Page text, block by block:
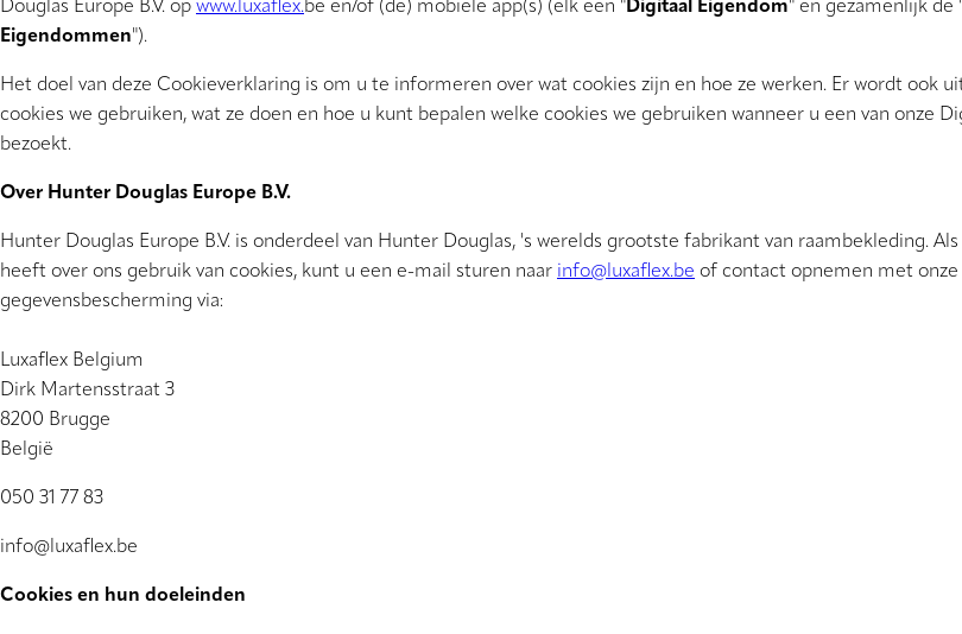
Douglas Europe B.V. op www.luxaflex.be en/of (de) mobiele app(s) (elk een "Digitaal Eigendom" en gezamenlijk de
Eigendommen").
Het doel van deze Cookieverklaring is om u te informeren over wat cookies zijn en hoe ze werken. Er wordt ook
cookies we gebruiken, wat ze doen en hoe u kunt bepalen welke cookies we gebruiken wanneer u een van onze
bezoekt.
Over Hunter Douglas Europe B.V.
Hunter Douglas Europe B.V. is onderdeel van Hunter Douglas, 's werelds grootste fabrikant van raambekleding.
heeft over ons gebruik van cookies, kunt u een e-mail sturen naar info@luxaflex.be of contact opnemen met
gegevensbescherming via:
Luxaflex Belgium
Dirk Martensstraat 3
8200 Brugge
België
050 31 77 83
info@luxaflex.be
Cookies en hun doeleinden